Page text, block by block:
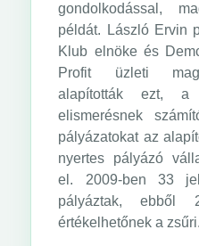
gondolkodással,
példát. László Ervin
Klub elnöke és
Profit üzleti
alapították ezt,
elismerésnek
pályázatokat az
nyertes pályázó
el. 2009-ben 33
pályáztak, ebből
értékelhetőnek a zsűri.